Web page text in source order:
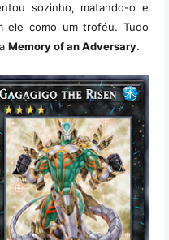
sozinho, matando-o e
ele como um troféu. Tudo
Memory of an Adversary.